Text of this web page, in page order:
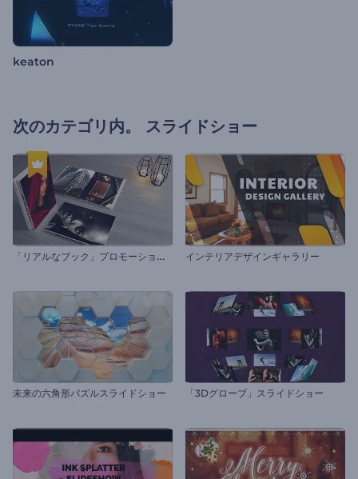
keaton
次のカテゴリ内。 スライドショー
「
リアルなブック」プロモーションビデオ インテリアデザインギャラリー
未来の六角形パズルスライドショー 「3Dグローブ」スライドショー